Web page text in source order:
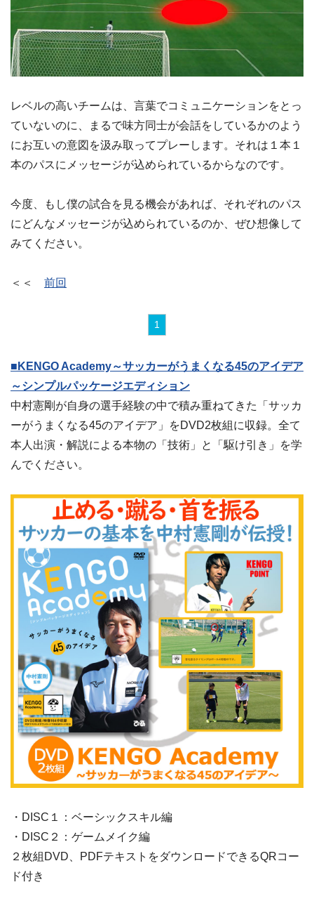
レベルの高いチームは、言葉でコミュニケーションをとっ
ていないのに、まるで味方同士が会話をしているかのよう
にお互いの意図を汲み取ってプレーします。それは１本１
本のパスにメッセージが込められているからなのです。
今度、もし僕の試合を見る機会があれば、それぞれのパス
にどんなメッセージが込められているのか、ぜひ想像して
みてください。
＜＜ 前回
1
■KENGO Academy～サッカーがうまくなる45のアイデア
～シンプルパッケージエディション
中村憲剛が自身の選手経験の中で積み重ねてきた「サッカ
ーがうまくなる45のアイデア」をDVD2枚組に収録。全て
本人出演・解説による本物の「技術」と「駆け引き」を学
んでください。
・DISC１：ベーシックスキル編
・DISC２：ゲームメイク編
２枚組DVD、PDFテキストをダウンロードできるQRコー
ド付き